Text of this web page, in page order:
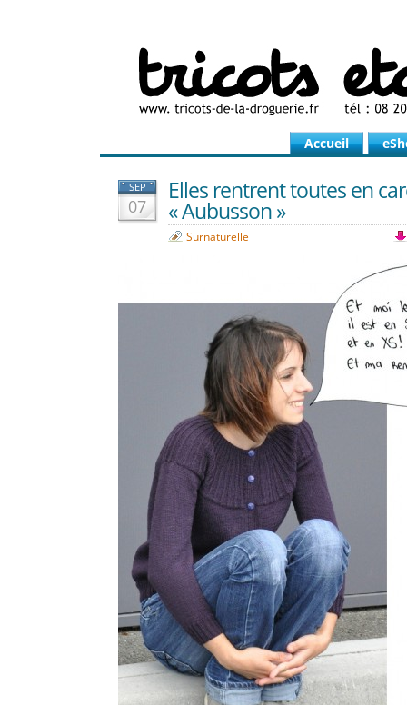
Accueil
SEP
07
Elles rentrent toutes en
« Aubusson »
Surnaturelle